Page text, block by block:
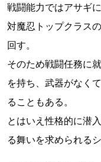
戦闘能力ではアサギ
対魔忍トップクラス
回す。
そのため戦闘任務に
を持ち、武器がなく
ることもある。
とはいえ性格的に潜
る舞いを求められる